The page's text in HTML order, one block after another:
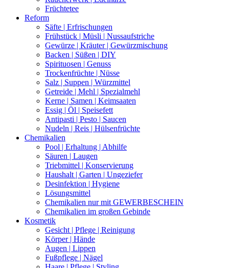
Früchtetee
Reform
Säfte | Erfrischungen
Frühstück | Müsli | Nussaufstriche
Gewürze | Kräuter | Gewürzmischung
Backen | Süßen | DIY
Spirituosen | Genuss
Trockenfrüchte | Nüsse
Salz | Suppen | Würzmittel
Getreide | Mehl | Spezialmehl
Kerne | Samen | Keimsaaten
Essig | Öl | Speisefett
Antipasti | Pesto | Saucen
Nudeln | Reis | Hülsenfrüchte
Chemikalien
Pool | Erhaltung | Abhilfe
Säuren | Laugen
Triebmittel | Konservierung
Haushalt | Garten | Ungeziefer
Desinfektion | Hygiene
Lösungsmittel
Chemikalien nur mit GEWERBESCHEIN
Chemikalien im großen Gebinde
Kosmetik
Gesicht | Pflege | Reinigung
Körper | Hände
Augen | Lippen
Fußpflege | Nägel